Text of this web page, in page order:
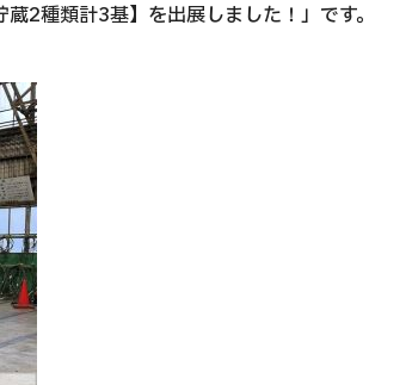
2種類計3基】を出展しました！」です。